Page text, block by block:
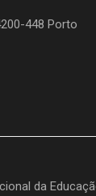
448 Porto
da